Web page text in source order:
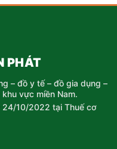
PHÁT
– đồ y tế – đồ gia dụng –
vực miền Nam.
10/2022 tại Thuế cơ